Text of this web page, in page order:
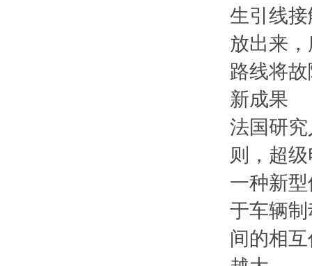
生引线
放出来
路线将
新成果
法国研
则，超
一种新
于车辆
间的相